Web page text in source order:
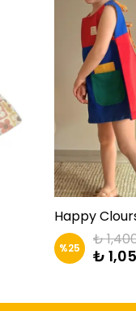
Happy
%25 ₺
₺